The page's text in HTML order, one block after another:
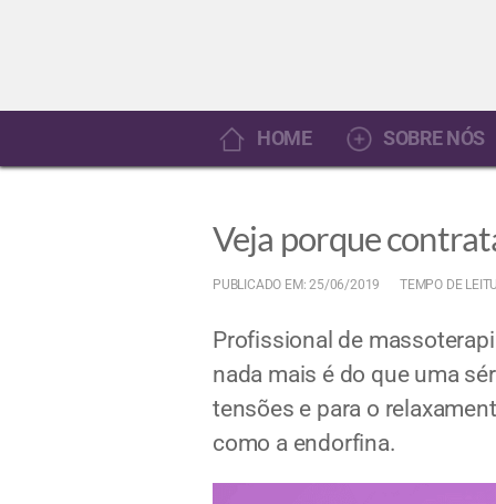
HOME SOBRE NÓS
Veja porque
PUBLICADO EM: 25/06/2019 TEMPO DE
Profissional de
nada mais é do que uma
tensões e para o
como a endorfina.